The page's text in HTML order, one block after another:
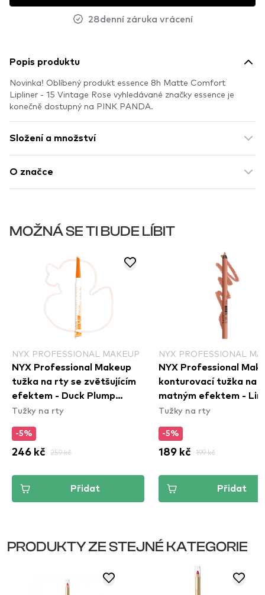
28denní záruka vrácení
Popis produktu
Novinka! Oblíbený produkt essence 8h Matte Comfort
Lipliner - 15 Vintage Rose vyhledávané značky essence je
konečně dostupný na PINK PANDA.
Složení a množství
O značce
MOŽNÁ SE TI BUDE LÍBIT
NYX PROFESSIONAL MAKEUP
NYX Professional Makeup
tužka na rty se zvětšujícím
efektem - Duck Plump
Plumping Lip Liner - 01
Tužky na rty
-5%
246 kč 259 kč
Přidat
NYX PROFESSIONAL
NYX Professional
konturovací tužka na
matným efektem -
Loud Longwear Lip
Tužky na rty
-5%
189 kč 199 kč
Přidat
PRODUKTY ZE STEJNÉ KATEGORIE